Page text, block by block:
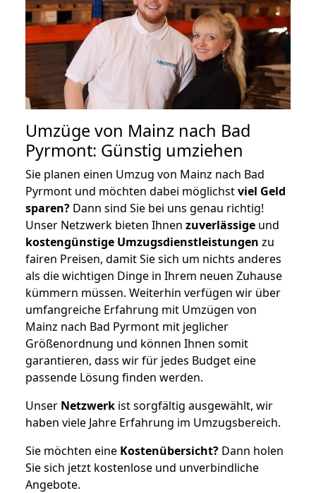
Umzüge von Mainz nach Bad
Pyrmont: Günstig umziehen
Sie planen einen Umzug von Mainz nach Bad
Pyrmont und möchten dabei möglichstviel Geld
sparen? Dann sind Sie bei uns genau richtig!
Unser Netzwerk bieten Ihnen zuverlässige und
kostengünstige Umzugsdienstleistungen zu
fairen Preisen, damit Sie sich um nichts anderes
als die wichtigen Dinge in Ihrem neuen Zuhause
kümmern müssen. Weiterhin verfügen wir über
umfangreiche Erfahrung mit Umzügen von
Mainz nach Bad Pyrmont mit jeglicher
Größenordnung und können Ihnen somit
garantieren, dass wir für jedes Budget eine
passende Lösung finden werden.
Unser Netzwerk ist sorgfältig ausgewählt, wir
haben viele Jahre Erfahrung im Umzugsbereich.
Sie möchten eine Kostenübersicht? Dann holen
Sie sich jetzt kostenlose und unverbindliche
Angebote.